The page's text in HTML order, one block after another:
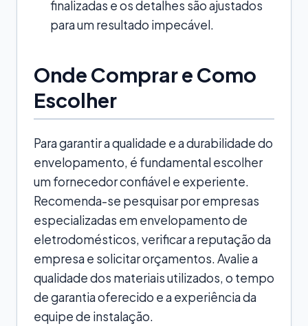
finalizadas e os detalhes são ajustados
para um resultado impecável.
Onde Comprar e Como
Escolher
Para garantir a qualidade e a durabilidade do
envelopamento, é fundamental escolher
um fornecedor confiável e experiente.
Recomenda-se pesquisar por empresas
especializadas em envelopamento de
eletrodomésticos, verificar a reputação da
empresa e solicitar orçamentos. Avalie a
qualidade dos materiais utilizados, o tempo
de garantia oferecido e a experiência da
equipe de instalação.